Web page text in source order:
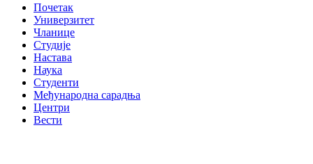
Почетак
Универзитет
Чланице
Студије
Настава
Наука
Студенти
Међународна сарадња
Центри
Вести